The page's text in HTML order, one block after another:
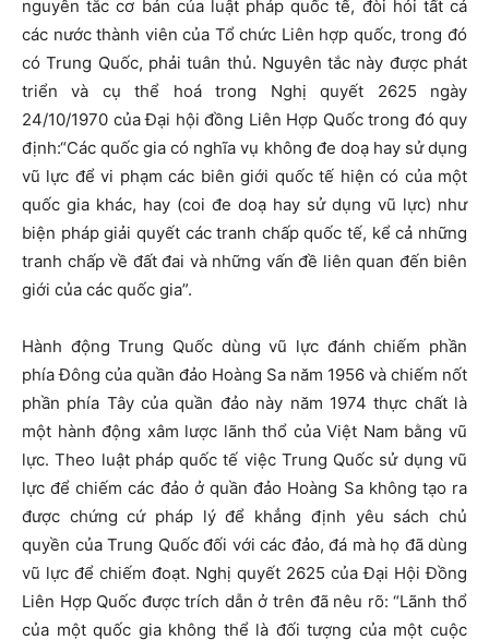
nguyên tắc cơ bản của luật pháp quốc tế, đòi hỏi tất cả
các nước thành viên của Tổ chức Liên hợp quốc, trong đó
có Trung Quốc, phải tuân thủ. Nguyên tắc này được phát
triển và cụ thể hoá trong Nghị quyết 2625 ngày
24/10/1970 của Đại hội đồng Liên Hợp Quốc trong đó quy
định:“Các quốc gia có nghĩa vụ không đe doạ hay sử dụng
vũ lực để vi phạm các biên giới quốc tế hiện có của một
quốc gia khác, hay (coi đe doạ hay sử dụng vũ lực) như
biện pháp giải quyết các tranh chấp quốc tế, kể cả những
tranh chấp về đất đai và những vấn đề liên quan đến biên
giới của các quốc gia”.
Hành động Trung Quốc dùng vũ lực đánh chiếm phần
phía Đông của quần đảo Hoàng Sa năm 1956 và chiếm nốt
phần phía Tây của quần đảo này năm 1974 thực chất là
một hành động xâm lược lãnh thổ của Việt Nam bằng vũ
lực. Theo luật pháp quốc tế việc Trung Quốc sử dụng vũ
lực để chiếm các đảo ở quần đảo Hoàng Sa không tạo ra
được chứng cứ pháp lý để khẳng định yêu sách chủ
quyền của Trung Quốc đối với các đảo, đá mà họ đã dùng
vũ lực để chiếm đoạt. Nghị quyết 2625 của Đại Hội Đồng
Liên Hợp Quốc được trích dẫn ở trên đã nêu rõ: “Lãnh thổ
của một quốc gia không thể là đối tượng của một cuộc